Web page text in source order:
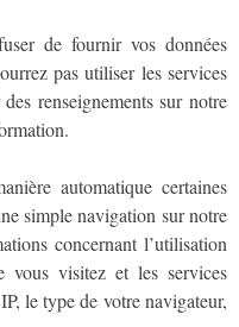
de fournir vos données
pas utiliser les services
renseignements sur notre
automatique certaines
simple navigation sur notre
concernant l’utilisation
vous visitez et les services
le type de votre navigateur,